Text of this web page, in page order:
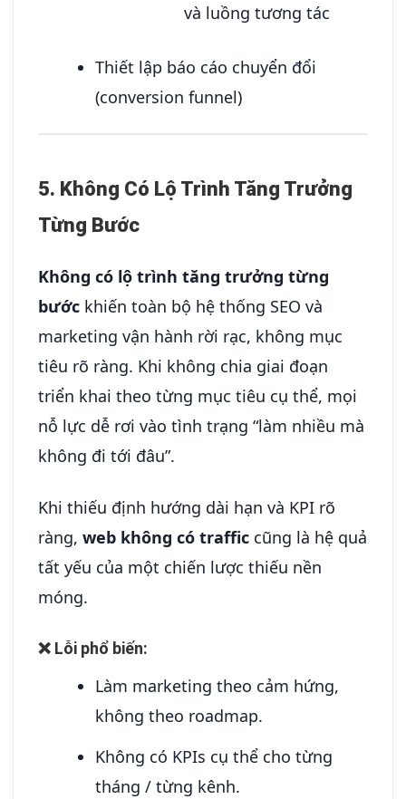
và luồng tương tác
Thiết lập báo cáo chuyển đổi
(conversion funnel)
5. Không Có Lộ Trình Tăng Trưởng
Từng Bước
Không có lộ trình tăng trưởng từng
bước khiến toàn bộ hệ thống SEO và
marketing vận hành rời rạc, không mục
tiêu rõ ràng. Khi không chia giai đoạn
triển khai theo từng mục tiêu cụ thể, mọi
nỗ lực dễ rơi vào tình trạng “làm nhiều mà
không đi tới đâu”.
Khi thiếu định hướng dài hạn và KPI rõ
ràng, web không có traffic cũng là hệ quả
tất yếu của một chiến lược thiếu nền
móng.
❌ Lỗi phổ biến:
Làm marketing theo cảm hứng,
không theo roadmap.
Không có KPIs cụ thể cho từng
tháng / từng kênh.